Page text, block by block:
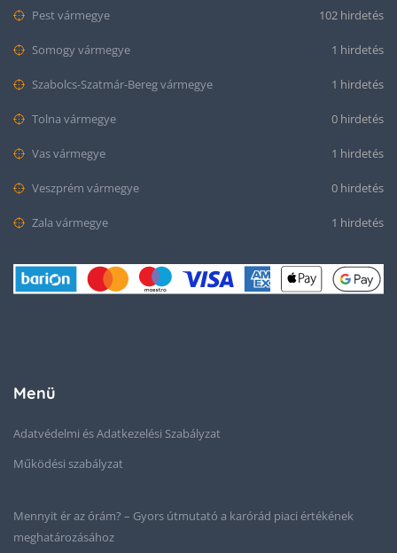
Pest vármegye 102 hirdetés
Somogy vármegye 1 hirdetés
Szabolcs-Szatmár-Bereg vármegye 1 hirdetés
Tolna vármegye 0 hirdetés
Vas vármegye 1 hirdetés
Veszprém vármegye 0 hirdetés
Zala vármegye 1 hirdetés
Menü
Adatvédelmi és Adatkezelési Szabályzat
Működési szabályzat
Mennyit ér az órám? – Gyors útmutató a karórád piaci értékének
meghatározásához